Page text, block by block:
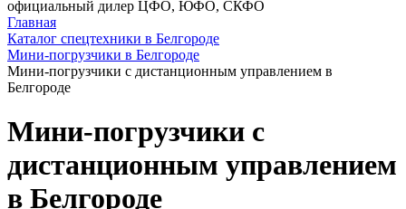
официальный дилер ЦФО, ЮФО, СКФО
Главная
Каталог спецтехники в Белгороде
Мини-погрузчики в Белгороде
Мини-погрузчики с дистанционным управлением в
Белгороде
Мини-погрузчики с
дистанционным управлением
в Белгороде